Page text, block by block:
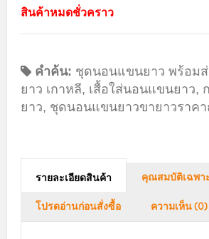
สินค้าหมดชั่วคราว
คำค้น: ชุดนอนแขนยาว พร้อมส่
ยาว เกาหลี, เสื้อใส่นอนแขนยาว,
ยาว, ชุดนอนแขนยาวขายาวราคา
รายละเอียดสินค้า คุณสมบัติเฉพา
โปรดอ่านก่อนสั่งซื้อ ความเห็น (0)